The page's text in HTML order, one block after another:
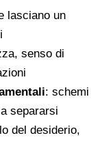
lasciano un
senso di
: schemi
separarsi
del desiderio,